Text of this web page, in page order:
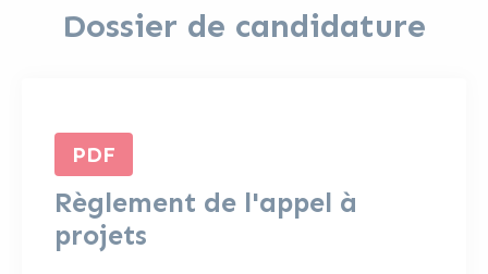
Dossier de candidature
PDF
Règlement de l'appel à
projets